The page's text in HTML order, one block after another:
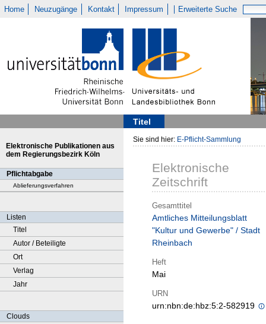
Home Neuzugänge Kontakt Impressum Erweiterte Suche
Titel
Elektronische Publikationen aus
dem Regierungsbezirk Köln
Pflichtabgabe
Ablieferungsverfahren
Listen
Titel
Autor / Beteiligte
Ort
Verlag
Jahr
Clouds
Sie sind hier: E-Pflicht-Sammlung
Elektronische
Zeitschrift
Gesamttitel
Amtliches Mitteilungsblatt
"Kultur und Gewerbe" / Stadt
Rheinbach
Heft
Mai
URN
urn:nbn:de:hbz:5:2-582919